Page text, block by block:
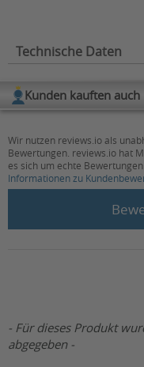
Technische Daten
Max.
Geschwindigkeit
Belastbarkeit (in
kg):
Sitzbreite (in cm):
Kunden kauften auch
Wir nutzen reviews.io als
Bewertungen. reviews.io hat
es sich um echte
Informationen zu
- Für dieses Produkt
abgegeben -